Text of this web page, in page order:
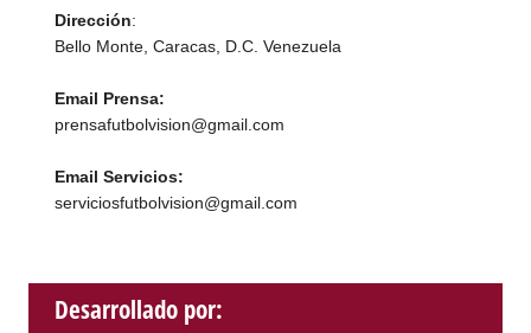
Dirección:
Bello Monte, Caracas, D.C. Venezuela
Email Prensa:
prensafutbolvision@gmail.com
Email Servicios:
serviciosfutbolvision@gmail.com
Desarrollado por: